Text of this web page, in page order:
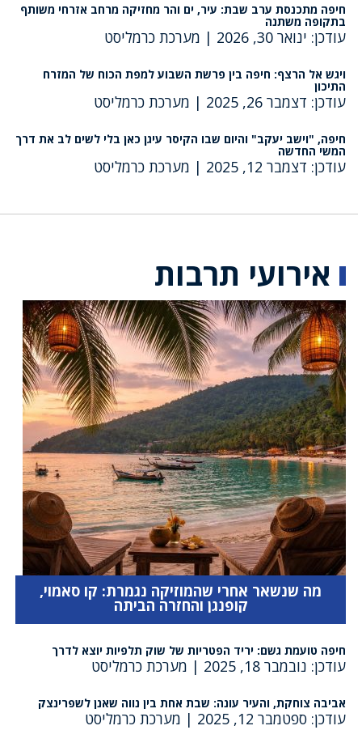
חיפה מתכנסת ערב שבת: עיר, ים והר מחזיקה מרחב אזרחי משותף
בתקופה משתנה
עודכן: ינואר 30, 2026 | מערכת כרמליסט
ויגש אל הרצף: חיפה בין פרשת השבוע למפת הכוח של המזרח
התיכון
עודכן: דצמבר 26, 2025 | מערכת כרמליסט
חיפה, "וישב יעקב" והיום שבו הקיסר עיגן כאן בלי לשים לב את דרך
המשי החדשה
עודכן: דצמבר 12, 2025 | מערכת כרמליסט
אירועי תרבות
מה שנשאר אחרי שהמוזיקה נגמרת: קו סאמוי,
קופנגן והחזרה הביתה
חיפה טועמת גשם: יריד הפטריות של שוק תלפיות יוצא לדרך
עודכן: נובמבר 18, 2025 | מערכת כרמליסט
אביבה צוחקת, והעיר עונה: שבת אחת בין נווה שאנן לשפרינצק
עודכן: ספטמבר 12, 2025 | מערכת כרמליסט